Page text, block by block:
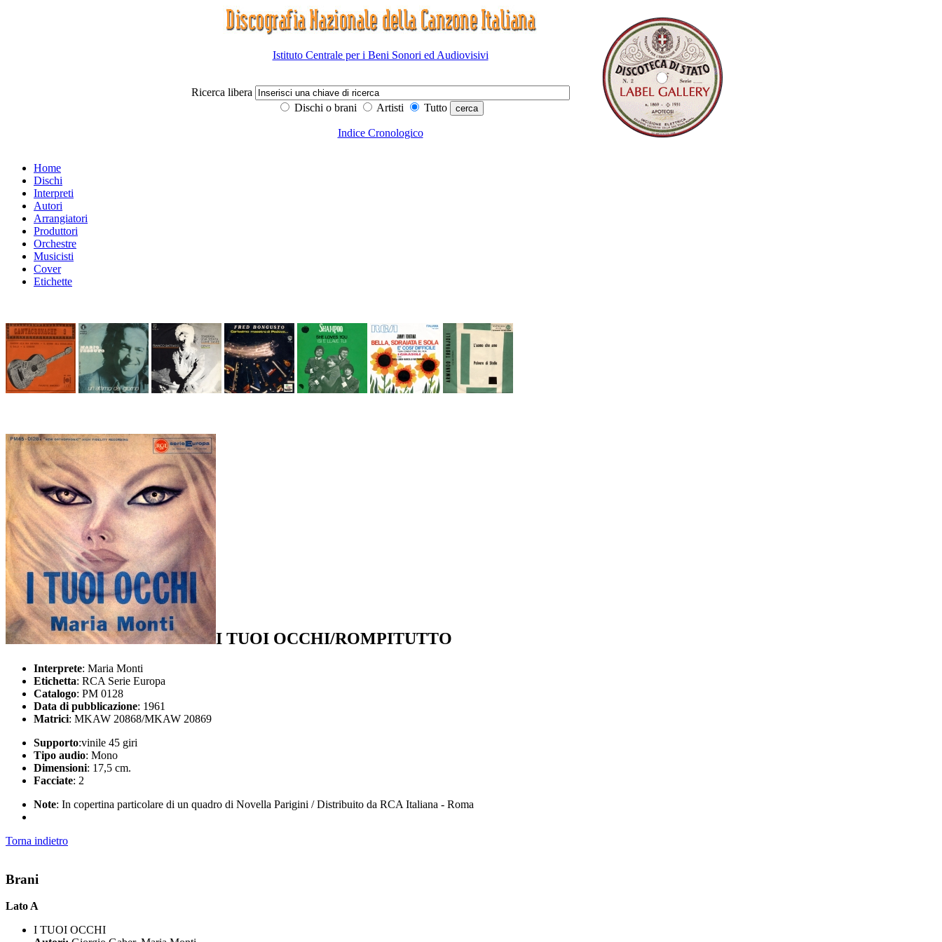
Istituto Centrale per i Beni Sonori ed Audiovisivi
Ricerca libera
Dischi o brani
Artisti Tutto
Indice Cronologico
Home
Dischi
Interpreti
Autori
Arrangiatori
Produttori
Orchestre
Musicisti
Cover
Etichette
I TUOI OCCHI/ROMPITUTTO
Interprete: Maria Monti
Etichetta: RCA Serie Europa
Catalogo: PM 0128
Data di pubblicazione: 1961
Matrici: MKAW 20868/MKAW 20869
Supporto:vinile 45 giri
Tipo audio: Mono
Dimensioni: 17,5 cm.
Facciate: 2
Note: In copertina particolare di un quadro di Novella Parigini / Distribuito da RCA Italiana - Roma
Torna indietro
Brani
Lato A
I TUOI OCCHI